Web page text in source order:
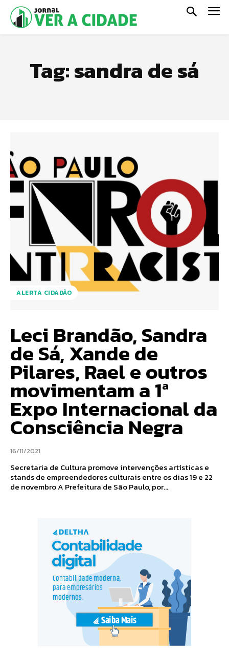
Tag:sandra de sá
ALERTA CIDADÃO
Leci Brandão, Sandra
de Sá, Xande de
Pilares, Rael e outros
movimentam a 1ª
Expo Internacional da
Consciência Negra
16/11/2021
Secretaria de Cultura promove intervenções artísticas e
stands de empreendedores culturais entre os dias 19 e 22
de novembro A Prefeitura de São Paulo, por...